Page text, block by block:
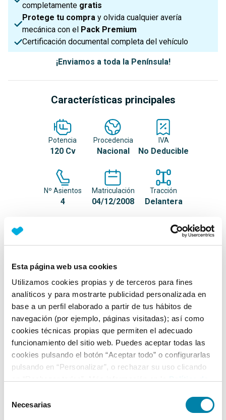
Esta página web usa cookies
Utilizamos cookies propias y de terceros para fines
analíticos y para mostrarte publicidad personalizada en
base a un perfil elaborado a partir de tus hábitos de
navegación (por ejemplo, páginas visitadas); así como
cookies técnicas propias que permiten el adecuado
funcionamiento del sitio web. Puedes aceptar todas las
cookies pulsando el botón “Aceptar todo” o configurarlas
pulsando en “Personalizar”, o rechazar su uso clicando
Necesarias
completamente gratis
Protege tu compra y olvida cualquier avería
mecánica con el Pack Premium
Certificación documental completa del vehículo
¡Enviamos a toda la Península!
Características principales
Potencia
120 Cv
Procedencia
Nacional
IVA
No Deducible
Nº Asientos
4
Matriculación
04/12/2008
Tracción
Delantera
Detalles destacados
Maletero con iluminación
Control de distancia en aparcamiento (PDC)
Volante deportivo de cuero MINI Cooper S
+ Ver todos
Ficha técnica